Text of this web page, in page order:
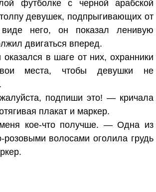
футболке с черной арабской
девушек, подпрыгивающих от
виде него, он показал ленивую
двигаться вперед.
оказался в шаге от них, охранники
места, чтобы девушки не
подпиши это! — кричала
плакат и маркер.
кое-что получше. — Одна из
розовыми волосами оголила грудь